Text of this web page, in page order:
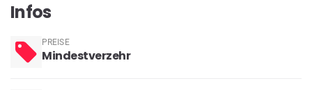
Infos
PREISE
Mindestverzehr